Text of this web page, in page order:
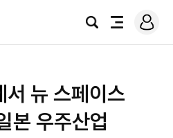
검
전
로
그
뉴 스페이스
본 우주산업